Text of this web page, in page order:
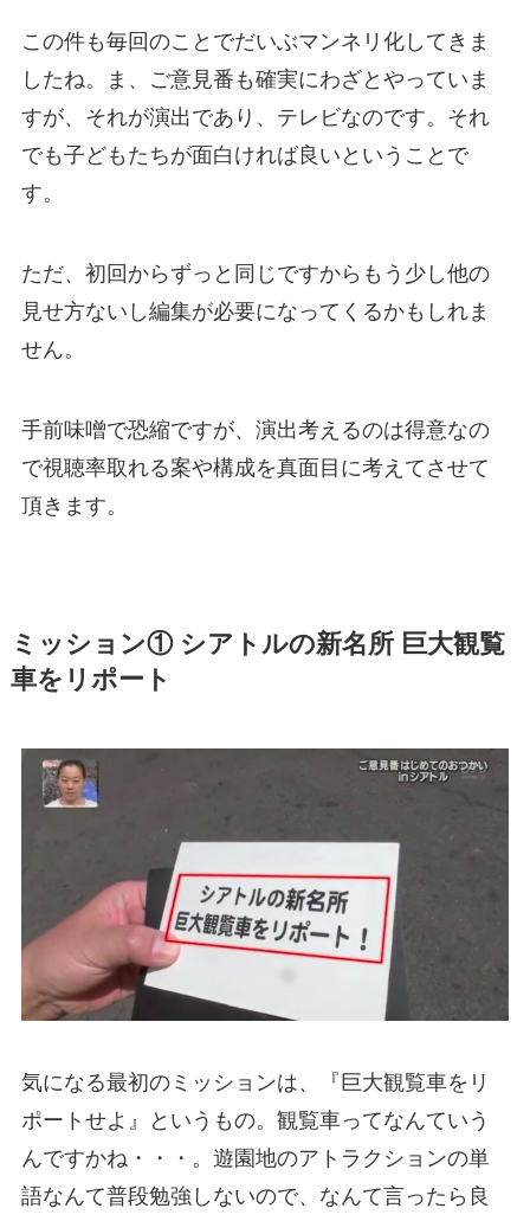
この件も毎回のことでだいぶマンネリ化してきま
したね。ま、ご意見番も確実にわざとやっていま
すが、それが演出であり、テレビなのです。それ
でも子どもたちが面白ければ良いということで
す。
ただ、 初回からずっと同じですからもう少し他の
見せ方ないし編集が必要になってくるかもしれま
せん。
手前味噌で恐縮ですが、演出考えるのは得意なの
で視聴率取れる案や構成を真面目に考えてさせて
頂きます。
ミッション① シアトルの新名所 巨大観覧
車をリポート
気になる最初のミッションは、『巨大観覧車をリ
ポートせよ』というもの。観覧車ってなんていう
んですかね・・・。遊園地のアトラクションの単
語なんて普段勉強しないので、なんて言ったら良